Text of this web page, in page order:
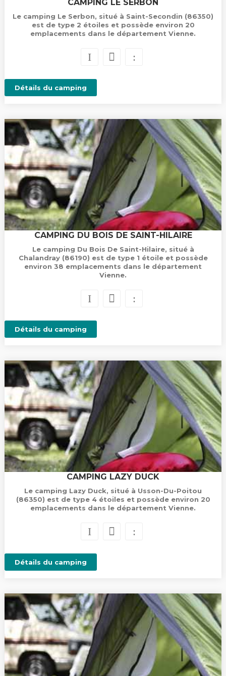
CAMPING LE SERBON
Le camping Le Serbon, situé à Saint-Secondin (86350)
est de type 2 étoiles et possède environ 20
emplacements dans le département Vienne.
Détails du camping
CAMPING DU BOIS DE SAINT-HILAIRE
Le camping Du Bois De Saint-Hilaire, situé à
Chalandray (86190) est de type 1 étoile et possède
environ 38 emplacements dans le département
Vienne.
Détails du camping
CAMPING LAZY DUCK
Le camping Lazy Duck, situé à Usson-Du-Poitou
(86350) est de type 4 étoiles et possède environ 20
emplacements dans le département Vienne.
Détails du camping